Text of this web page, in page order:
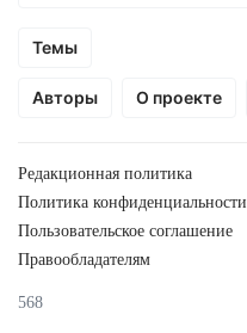
Темы
Авторы О проекте
Редакционная политика
Политика конфиденциальности
Пользовательское соглашение
Правообладателям
568